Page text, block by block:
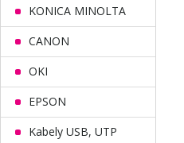
KONICA MINOLTA
CANON
OKI
EPSON
Kabely USB, UTP